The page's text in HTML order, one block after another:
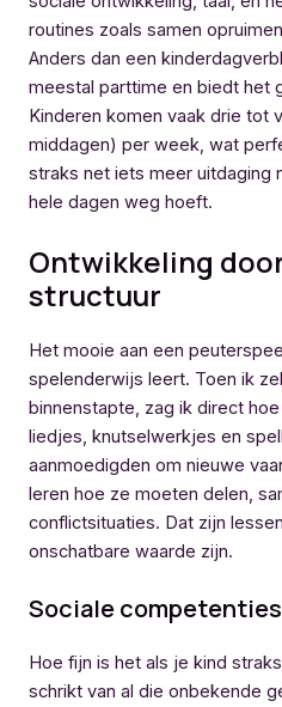
routines zoals samen
Anders dan een
meestal parttime en biedt het
Kinderen komen vaak drie tot
middagen) per week, wat
straks net iets meer uitdaging
hele dagen weg hoeft.
Ontwikkeling
structuur
Het mooie aan een
spelenderwijs leert. Toen ik
binnenstapte, zag ik direct
liedjes, knutselwerkjes en
aanmoedigden om nieuwe
leren hoe ze moeten delen,
conflictsituaties. Dat zijn
onschatbare waarde zijn.
Sociale
Hoe fijn is het als je kind
schrikt van al die onbekende